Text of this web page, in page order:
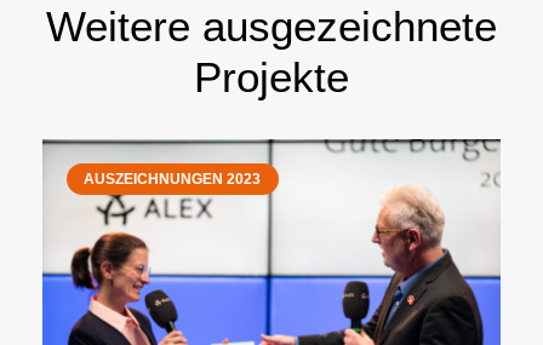
Weitere ausgezeichnete
Projekte
AUSZEICHNUNGEN 2023